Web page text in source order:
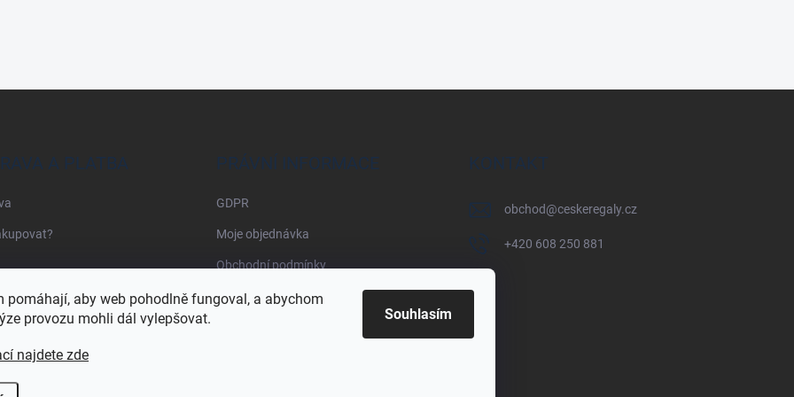
pomáhají, aby web pohodlně fungoval, a abychom
provozu mohli dál vylepšovat.
najdete zde
Souhlasím
A PLATBA PRÁVNÍ INFORMACE
GDPR
Moje objednávka
Obchodní podmínky
KONTAKT
obchod@ceskeregaly.cz
+420 608 250 881